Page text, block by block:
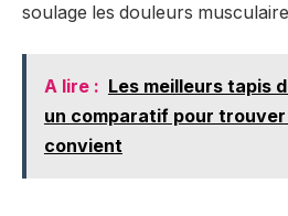
soulage les douleurs
A lire : Les meilleurs tapis
un comparatif pour
convient